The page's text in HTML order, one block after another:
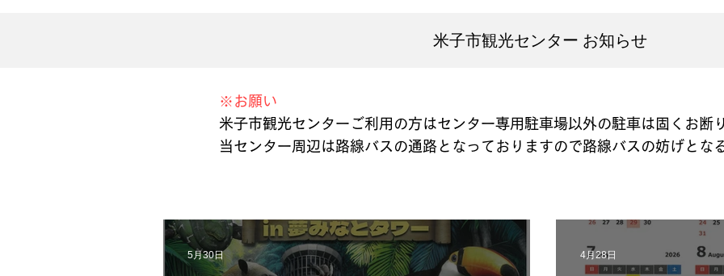
米子市観光センター お知らせ
​※お願い
米子市観光センターご利用の方はセンター専用駐車場以外の駐車は固くお断
当センター周辺は路線バスの通路となっておりますので路線バスの妨げとな
5月30日 4月28日